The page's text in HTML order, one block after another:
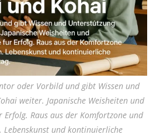
oder Vorbild und gibt Wissen und
weiter. Japanische Weisheiten und
Erfolg. Raus aus der Komfortzone und
Lebenskunst und kontinuierliche